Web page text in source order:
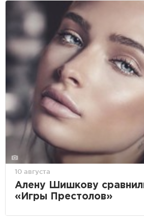
10 августа
Алену Шишкову
«Игры Престолов»